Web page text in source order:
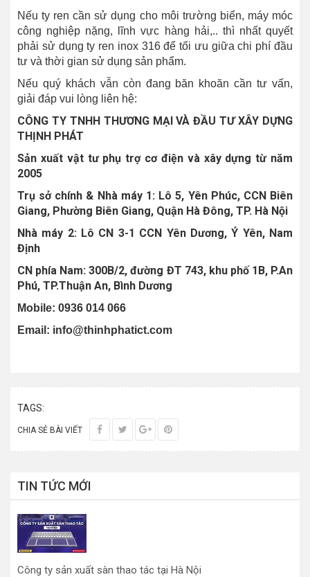
Nếu ty ren cần sử dụng cho môi trường biển, máy móc
công nghiệp nặng, lĩnh vực hàng hải,.. thì nhất quyết
phải sử dụng ty ren inox 316 để tối ưu giữa chi phí đầu
tư và thời gian sử dụng sản phẩm.
Nếu quý khách vẫn còn đang băn khoăn cần tư vấn,
giải đáp vui lòng liên hệ:
CÔNG TY TNHH THƯƠNG MẠI VÀ ĐẦU TƯ XÂY DỰNG
THỊNH PHÁT
Sản xuất vật tư phụ trợ cơ điện và xây dựng từ năm
2005
Trụ sở chính & Nhà máy 1: Lô 5, Yên Phúc, CCN Biên
Giang, Phường Biên Giang, Quận Hà Đông, TP. Hà Nội
Nhà máy 2: Lô CN 3-1 CCN Yên Dương, Ý Yên, Nam
Định
CN phía Nam: 300B/2, đường ĐT 743, khu phố 1B, P.An
Phú, TP.Thuận An, Bình Dương
Mobile: 0936 014 066
Email: info@thinhphatict.com
TAGS:
CHIA SẺ BÀI VIẾT
TIN TỨC MỚI
Công ty sản xuất sàn thao tác tại Hà Nội